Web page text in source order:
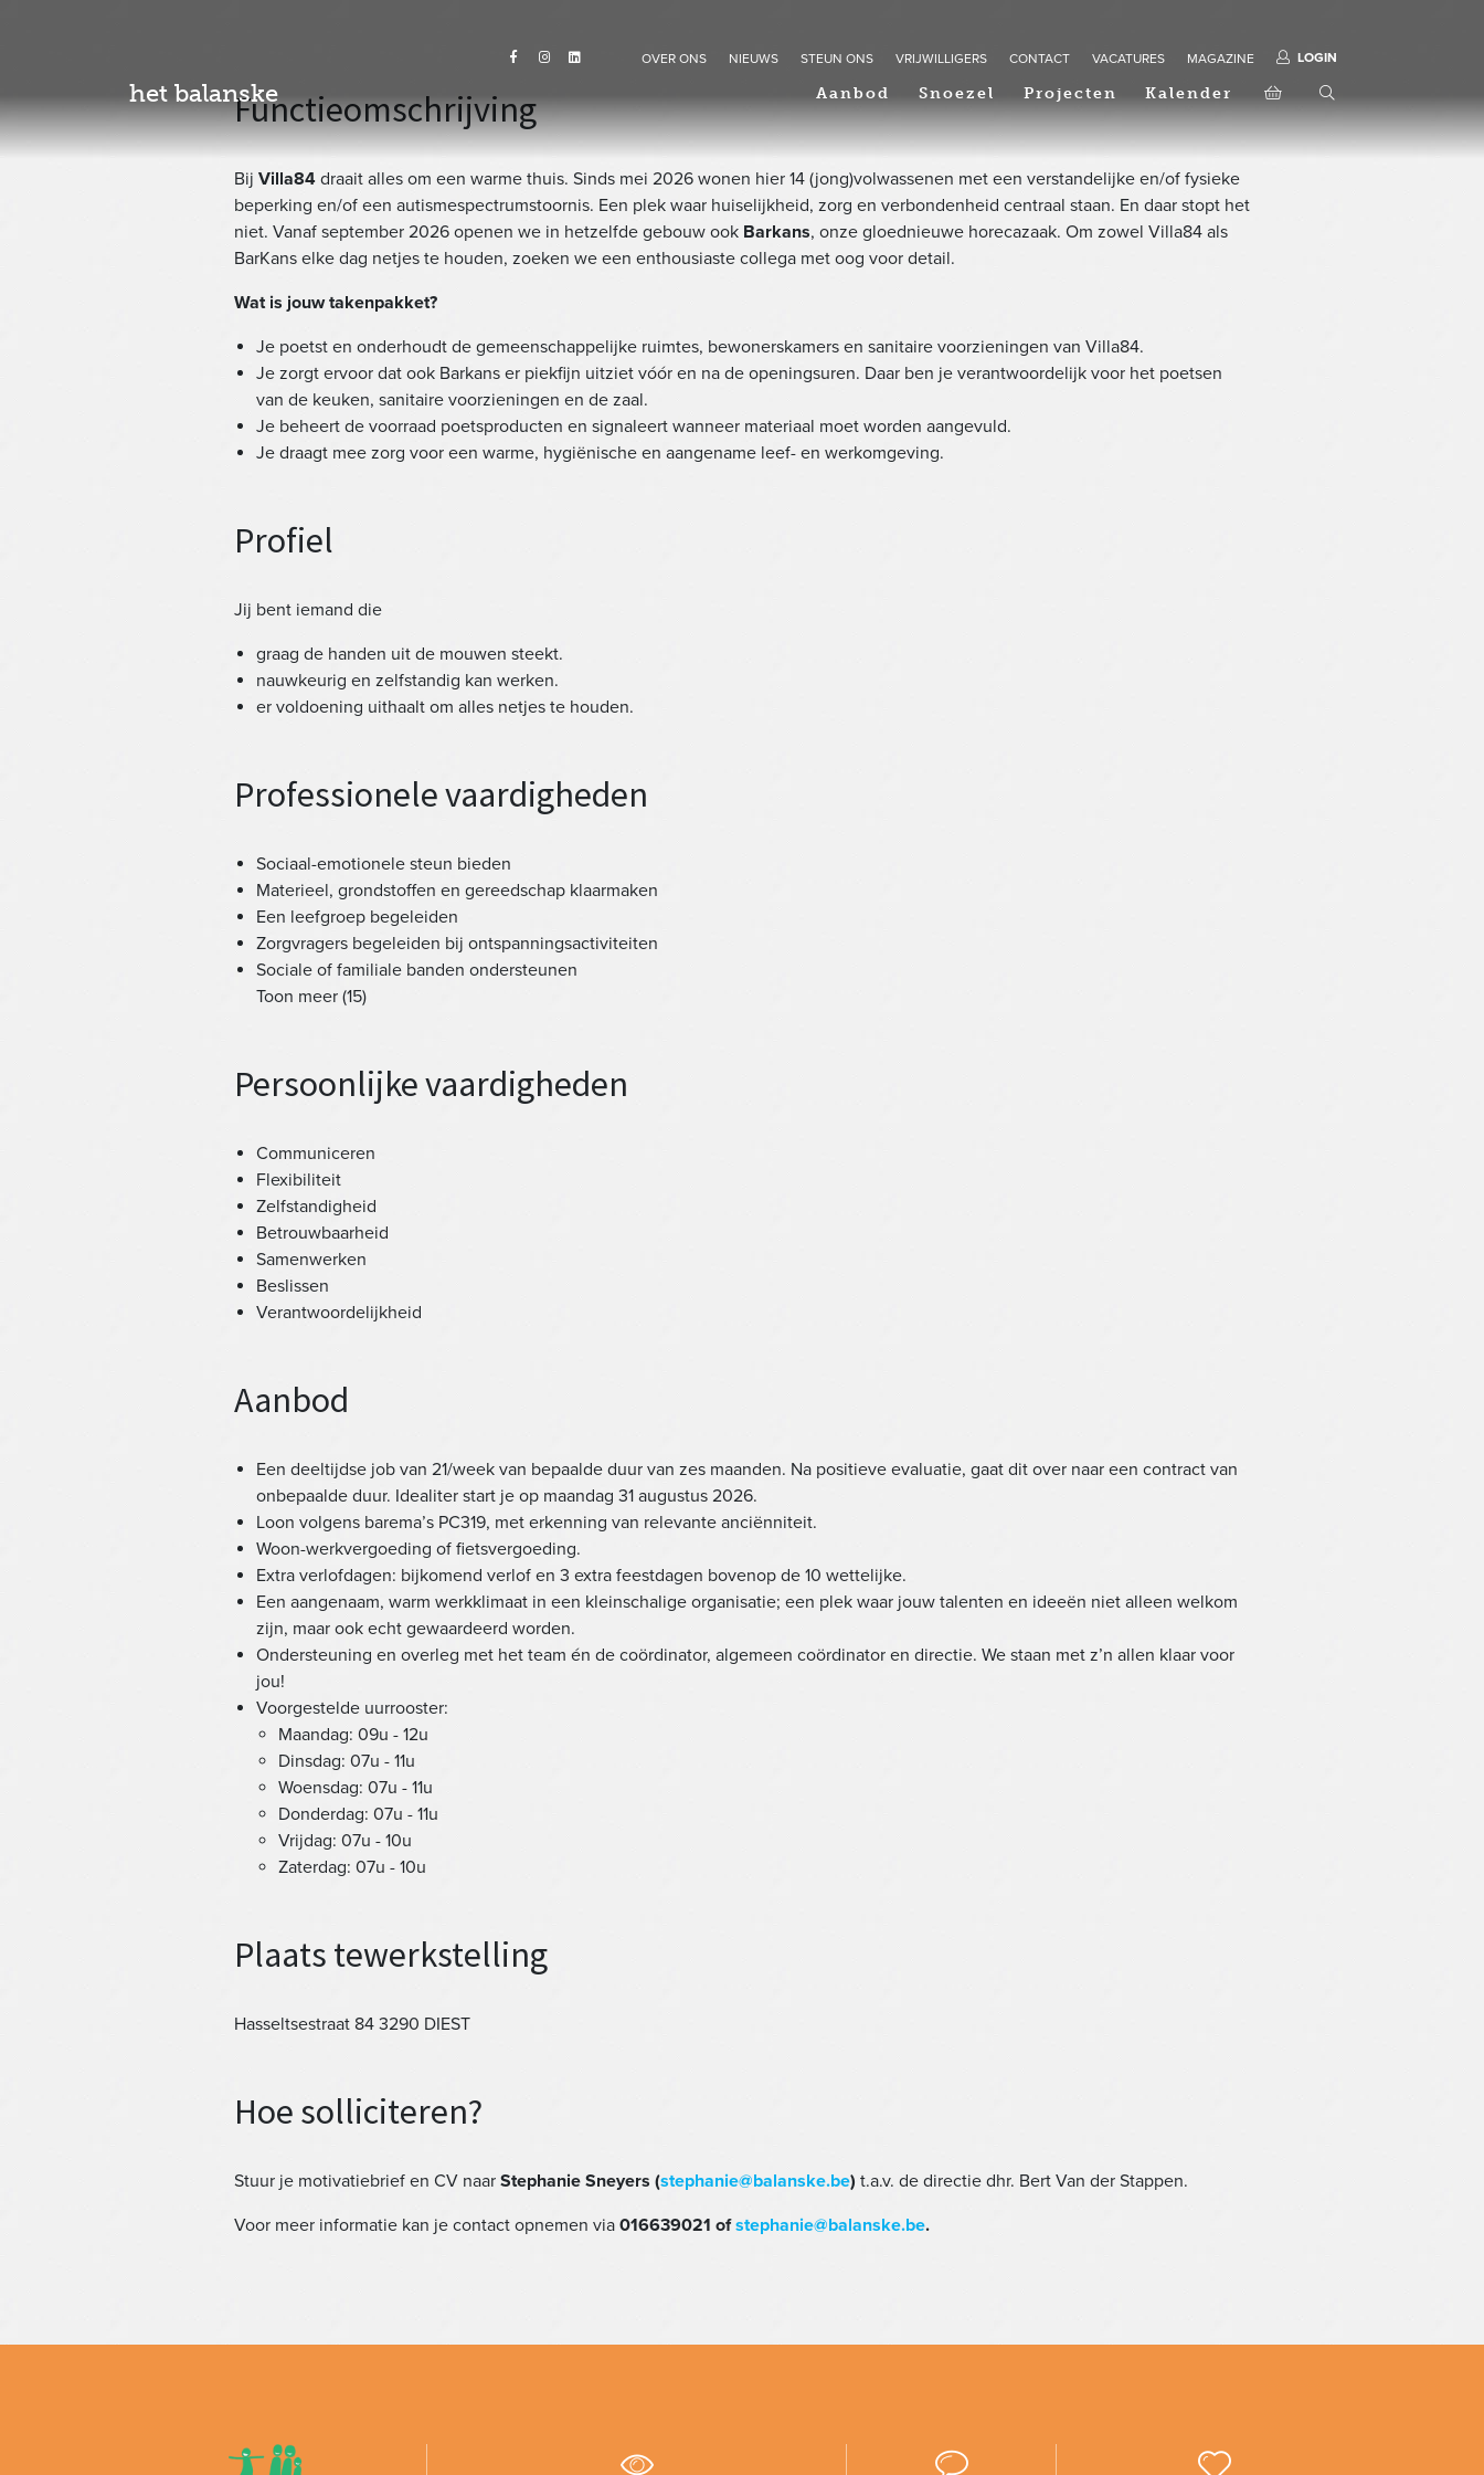
OVER ONS NIEUWS STEUN ONS VRIJWILLIGERS CONTACT VACATURES MAGAZINE LOGIN
het balanske Aanbod Snoezel Projecten Kalender
Functieomschrijving
Bij Villa84 draait alles om een warme thuis. Sinds mei 2026 wonen hier 14 (jong)volwassenen met een verstandelijke en/of fysieke
beperking en/of een autismespectrumstoornis. Een plek waar huiselijkheid, zorg en verbondenheid centraal staan. En daar stopt het
niet. Vanaf september 2026 openen we in hetzelfde gebouw ook Barkans, onze gloednieuwe horecazaak. Om zowel Villa84 als
BarKans elke dag netjes te houden, zoeken we een enthousiaste collega met oog voor detail.
Wat is jouw takenpakket?
Je poetst en onderhoudt de gemeenschappelijke ruimtes, bewonerskamers en sanitaire voorzieningen van Villa84.
Je zorgt ervoor dat ook Barkans er piekfijn uitziet vóór en na de openingsuren. Daar ben je verantwoordelijk voor het poetsen
van de keuken, sanitaire voorzieningen en de zaal.
Je beheert de voorraad poetsproducten en signaleert wanneer materiaal moet worden aangevuld.
Je draagt mee zorg voor een warme, hygiënische en aangename leef- en werkomgeving.
Profiel
Jij bent iemand die
graag de handen uit de mouwen steekt.
nauwkeurig en zelfstandig kan werken.
er voldoening uithaalt om alles netjes te houden.
Professionele vaardigheden
Sociaal-emotionele steun bieden
Materieel, grondstoffen en gereedschap klaarmaken
Een leefgroep begeleiden
Zorgvragers begeleiden bij ontspanningsactiviteiten
Sociale of familiale banden ondersteunen
Toon meer (15)
Persoonlijke vaardigheden
Communiceren
Flexibiliteit
Zelfstandigheid
Betrouwbaarheid
Samenwerken
Beslissen
Verantwoordelijkheid
Aanbod
Een deeltijdse job van 21/week van bepaalde duur van zes maanden. Na positieve evaluatie, gaat dit over naar een contract van
onbepaalde duur. Idealiter start je op maandag 31 augustus 2026.
Loon volgens barema’s PC319, met erkenning van relevante anciënniteit.
Woon-werkvergoeding of fietsvergoeding.
Extra verlofdagen: bijkomend verlof en 3 extra feestdagen bovenop de 10 wettelijke.
Een aangenaam, warm werkklimaat in een kleinschalige organisatie; een plek waar jouw talenten en ideeën niet alleen welkom
zijn, maar ook echt gewaardeerd worden.
Ondersteuning en overleg met het team én de coördinator, algemeen coördinator en directie. We staan met z’n allen klaar voor
jou!
Voorgestelde uurrooster:
Maandag: 09u - 12u
Dinsdag: 07u - 11u
Woensdag: 07u - 11u
Donderdag: 07u - 11u
Vrijdag: 07u - 10u
Zaterdag: 07u - 10u
Plaats tewerkstelling
Hasseltsestraat 84 3290 DIEST
Hoe solliciteren?
Stuur je motivatiebrief en CV naar Stephanie Sneyers (stephanie@balanske.be) t.a.v. de directie dhr. Bert Van der Stappen.
Voor meer informatie kan je contact opnemen via 016639021 ofstephanie@balanske.be.